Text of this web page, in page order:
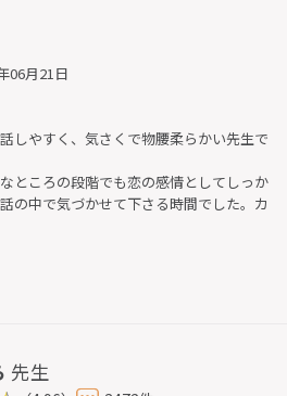
06月21日
しやすく、気さくで物腰柔らかい先生で
ところの段階でも恋の感情としてしっか
の中で気づかせて下さる時間でした。カ
先生